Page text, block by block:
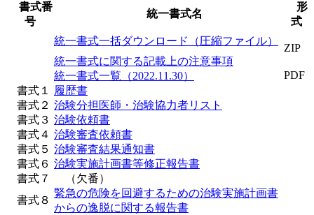
書式番
号
統一書式名
形
式
統一書式一括ダウンロード（圧縮ファイル）
ZIP
統一書式に関する記載上の注意事項
PDF
統一書式一覧（2022.11.30）
書式１
履歴書
書式２ 治験分担医師・治験協力者リスト
書式３ 治験依頼書
書式４ 治験審査依頼書
書式５ 治験審査結果通知書
書式６ 治験実施計画書等修正報告書
書式７
（欠番）
書式８
緊急の危険を回避するための治験実施計画書
からの逸脱に関する報告書